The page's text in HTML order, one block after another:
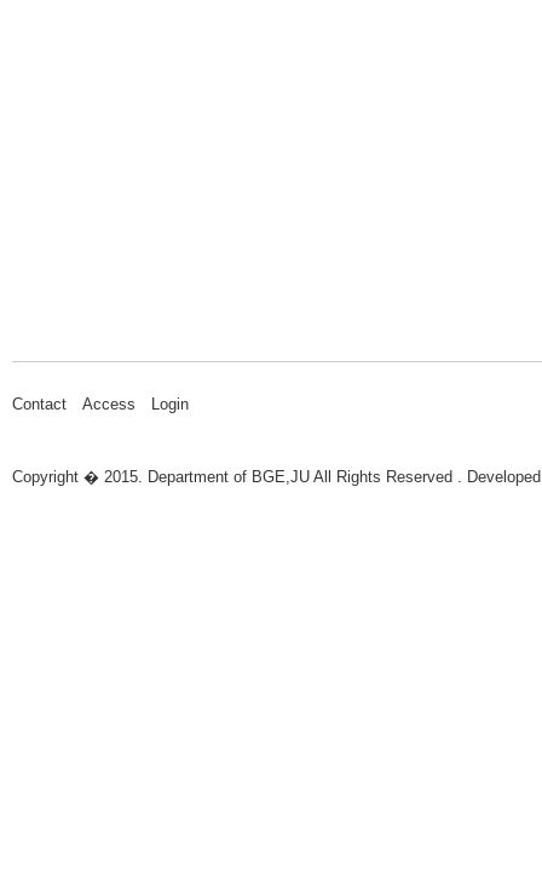
Contact Access Login
Copyright � 2015. Department of BGE,JU All Rights Reserved .